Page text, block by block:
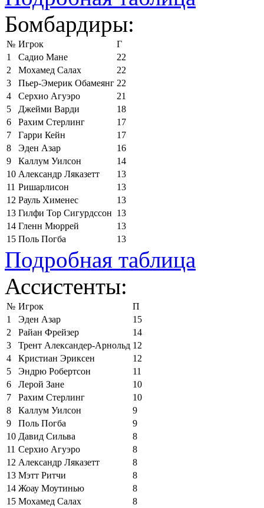
Бомбардиры:
№ Игрок
Г
1
Садио Мане
22
2
Мохамед Салах
22
3
Пьер-Эмерик Обамеянг 22
4
Серхио Агуэро
21
5
Джейми Варди
18
6
Рахим Стерлинг
17
7
Гарри Кейн
17
8
Эден Азар
16
9
Каллум Уилсон
14
10 Александр Ляказетт
13
11 Ришарлисон
13
12 Рауль Хименес
13
13 Гилфи Тор Сигурдссон 13
14 Гленн Мюррей
13
15 Поль Погба 13
Подробная таблица
Ассистенты:
№ Игрок
П
1
Эден Азар
15
2
Райан Фрейзер
14
3
Трент Александер-Арнольд 12
4
Кристиан Эриксен
12
5
Эндрю Робертсон
11
6
Лерой Зане
10
7
Рахим Стерлинг
10
8
Каллум Уилсон
9
9
Поль Погба
9
10 Давид Сильва
8
11 Серхио Агуэро
8
12 Александр Ляказетт
8
13 Мэтт Ритчи
8
14 Жоау Моутинью
8
15 Мохамед Салах 8